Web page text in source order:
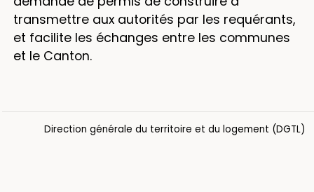
transmettre aux autorités par les requérants,
et facilite les échanges entre les communes
et le Canton.
Direction générale du territoire et du logement (DGTL)